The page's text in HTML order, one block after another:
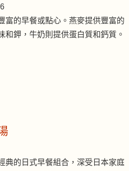
富的早餐或點心。燕麥提供豐富的
和鉀，牛奶則提供蛋白質和鈣質。
典的日式早餐組合，深受日本家庭